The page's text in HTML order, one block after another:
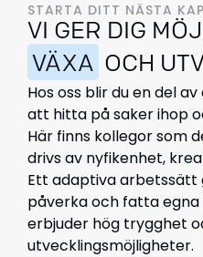
STARTA DITT NÄSTA
VI GER DIG
VÄXA OCH
Hos oss blir du en del
att hitta på saker ihop
Här finns kollegor som
drivs av nyfikenhet,
Ett adaptiva arbetssätt
påverka och fatta
erbjuder hög trygghet
utvecklingsmöjligheter.